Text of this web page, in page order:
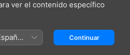
ver el contenido específico
Continuar